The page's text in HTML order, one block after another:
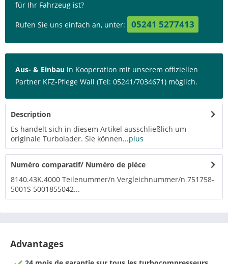
für Ihr Fahrzeug ist?
Rufen Sie uns einfach an, unter: 05241 5277413
Aus- & Einbau in Kooperation mit unserem offiziellen
Partner KFZ-Pflege Wall (Tel: 05241/7034671) möglich.
Description
Es handelt sich in diesem Artikel ausschließlich um
originale Turbolader. Sie können...plus
Numéro comparatif/ Numéro de pièce
8140.43K.4000 Teilenummer/n Vergleichnummer/n 751758-
5001S 5001855042...
Advantages